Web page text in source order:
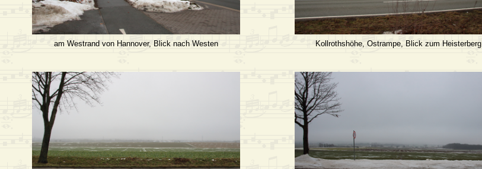
am Westrand von Hannover, Blick nach Westen Kollrothshöhe, Ostrampe, Blick zum Heisterberg